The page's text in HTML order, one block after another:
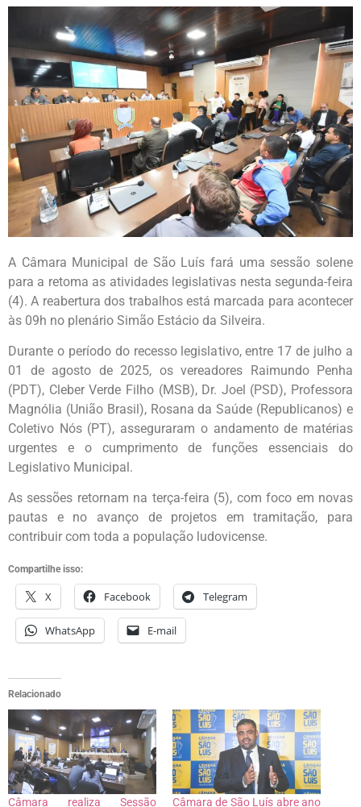
A Câmara Municipal de São Luís fará uma sessão solene
para a retoma as atividades legislativas nesta segunda-feira
(4). A reabertura dos trabalhos está marcada para acontecer
às 09h no plenário Simão Estácio da Silveira.
Durante o período do recesso legislativo, entre 17 de julho a
01 de agosto de 2025, os vereadores Raimundo Penha
(PDT), Cleber Verde Filho (MSB), Dr. Joel (PSD), Professora
Magnólia (União Brasil), Rosana da Saúde (Republicanos) e
Coletivo Nós (PT), asseguraram o andamento de matérias
urgentes e o cumprimento de funções essenciais do
Legislativo Municipal.
As sessões retornam na terça-feira (5), com foco em novas
pautas e no avanço de projetos em tramitação, para
contribuir com toda a população ludovicense.
Compartilhe isso:
X Facebook Telegram
WhatsApp E-mail
Relacionado
Câmara realiza Sessão Câmara de São Luís abre ano